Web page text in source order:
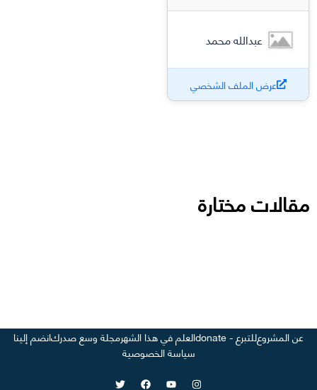
عبدالله محمد
عرض الملف الشخصي
مقالات مختارة
عن المشروعللتبرع - donate العلم في هذا الشهرمجلة وسع صدركانضم إلينا
سياسة الخصوصية